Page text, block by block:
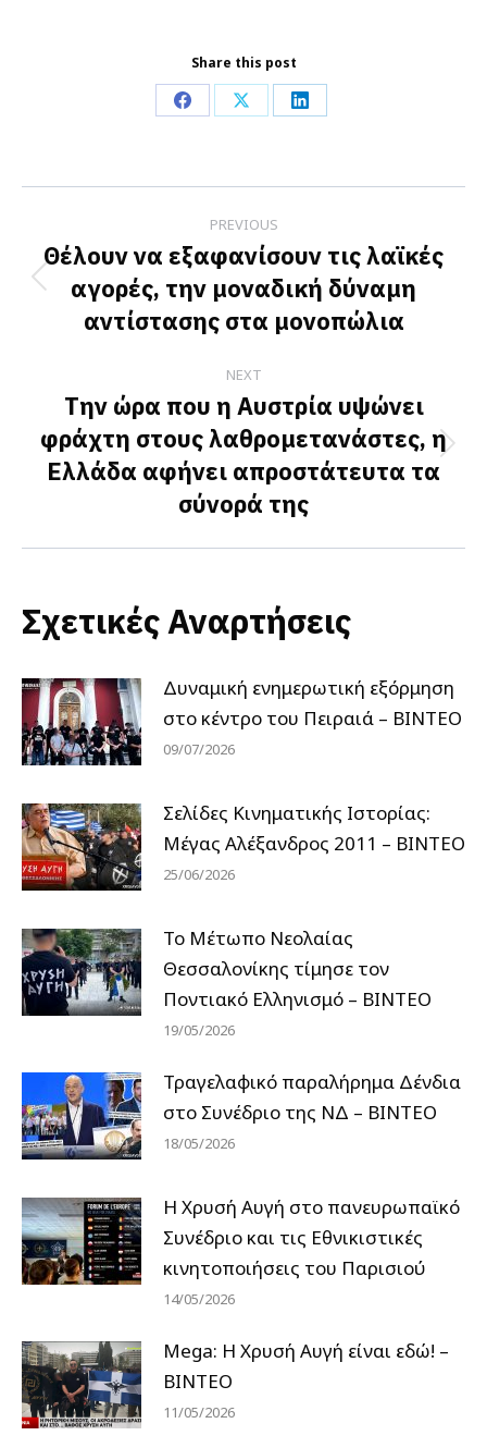
Share this post
Share
Facebook
Share
X
Share
LinkedIn
navigation
PREVIOUS
Previous
post:
Θέλουν να εξαφανίσουν τις λαϊκές
αγορές, την μοναδική δύναμη
αντίστασης στα μονοπώλια
NEXT
Next
post:
Την ώρα που η Αυστρία υψώνει
φράχτη στους λαθρομετανάστες, η
Ελλάδα αφήνει απροστάτευτα τα
σύνορά της
Σχετικές Αναρτήσεις
Δυναμική ενημερωτική εξόρμηση
στο κέντρο του Πειραιά – ΒΙΝΤΕΟ
09/07/2026
Σελίδες Κινηματικής Ιστορίας:
Μέγας Αλέξανδρος 2011 – ΒΙΝΤΕΟ
25/06/2026
Το Μέτωπο Νεολαίας
Θεσσαλονίκης τίμησε τον
Ποντιακό Ελληνισμό – ΒΙΝΤΕΟ
19/05/2026
Τραγελαφικό παραλήρημα Δένδια
στο Συνέδριο της ΝΔ – ΒΙΝΤΕΟ
18/05/2026
Η Χρυσή Αυγή στο πανευρωπαϊκό
Συνέδριο και τις Εθνικιστικές
κινητοποιήσεις του Παρισιού
14/05/2026
Mega: Η Χρυσή Αυγή είναι εδώ! –
ΒΙΝΤΕΟ
11/05/2026